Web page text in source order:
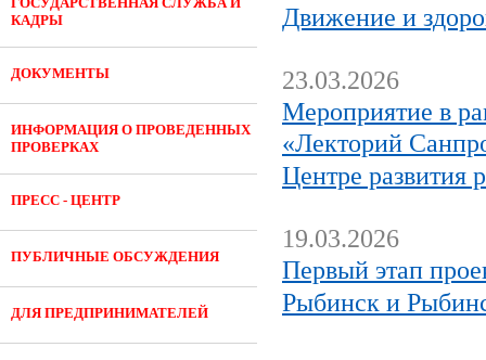
КАДРЫ
ДОКУМЕНТЫ
ИНФОРМАЦИЯ О ПРОВЕДЕННЫХ
ПРОВЕРКАХ
ПРЕСС - ЦЕНТР
ПУБЛИЧНЫЕ ОБСУЖДЕНИЯ
ДЛЯ ПРЕДПРИНИМАТЕЛЕЙ
Движение и
23.03.2026
Мероприятие в
«Лекторий
Центре развития
19.03.2026
Первый этап
Рыбинск и